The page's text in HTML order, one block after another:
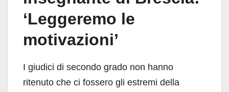
‘Leggeremo le
motivazioni’
I giudici di secondo grado non hanno
ritenuto che ci fossero gli estremi della